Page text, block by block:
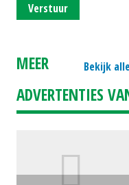
Verstuur
Bekijk
MEER
ADVERTENTIES